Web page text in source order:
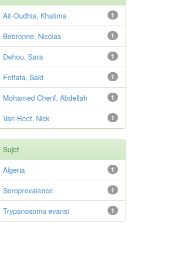
1
Ait-Oudhia, Khatima
1
Bebronne, Nicolas
1
Dehou, Sara
1
Fettata, Said
1
Mohamed Cherif, Abdellah
1
Van Reet, Nick
Sujet
1
Algeria
1
Seroprevalence
1
Trypanosoma evansi